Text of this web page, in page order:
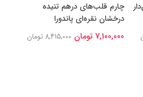
چارم قلب‌های درهم تنیده
درخشان نقره‌ای پاندورا
7,100,000 تومان 8,415,000 تومان